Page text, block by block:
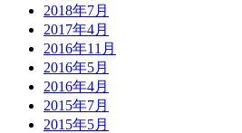
2018年7月
2017年4月
2016年11月
2016年5月
2016年4月
2015年7月
2015年5月